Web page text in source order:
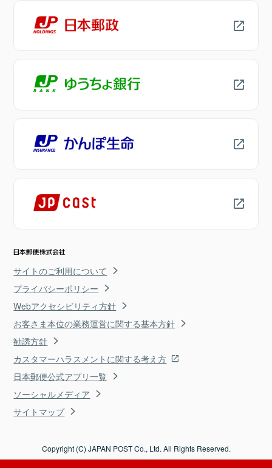
サイトのご利用について
プライバシーポリシー
Webアクセシビリティ方針
お客さま本位の業務運営に関する基本方針
勧誘方針
カスタマーハラスメントに関する考え方
日本郵便公式アプリ一覧
ソーシャルメディア
サイトマップ
Copyright (C) JAPAN POST Co., Ltd. All Rights Reserved.